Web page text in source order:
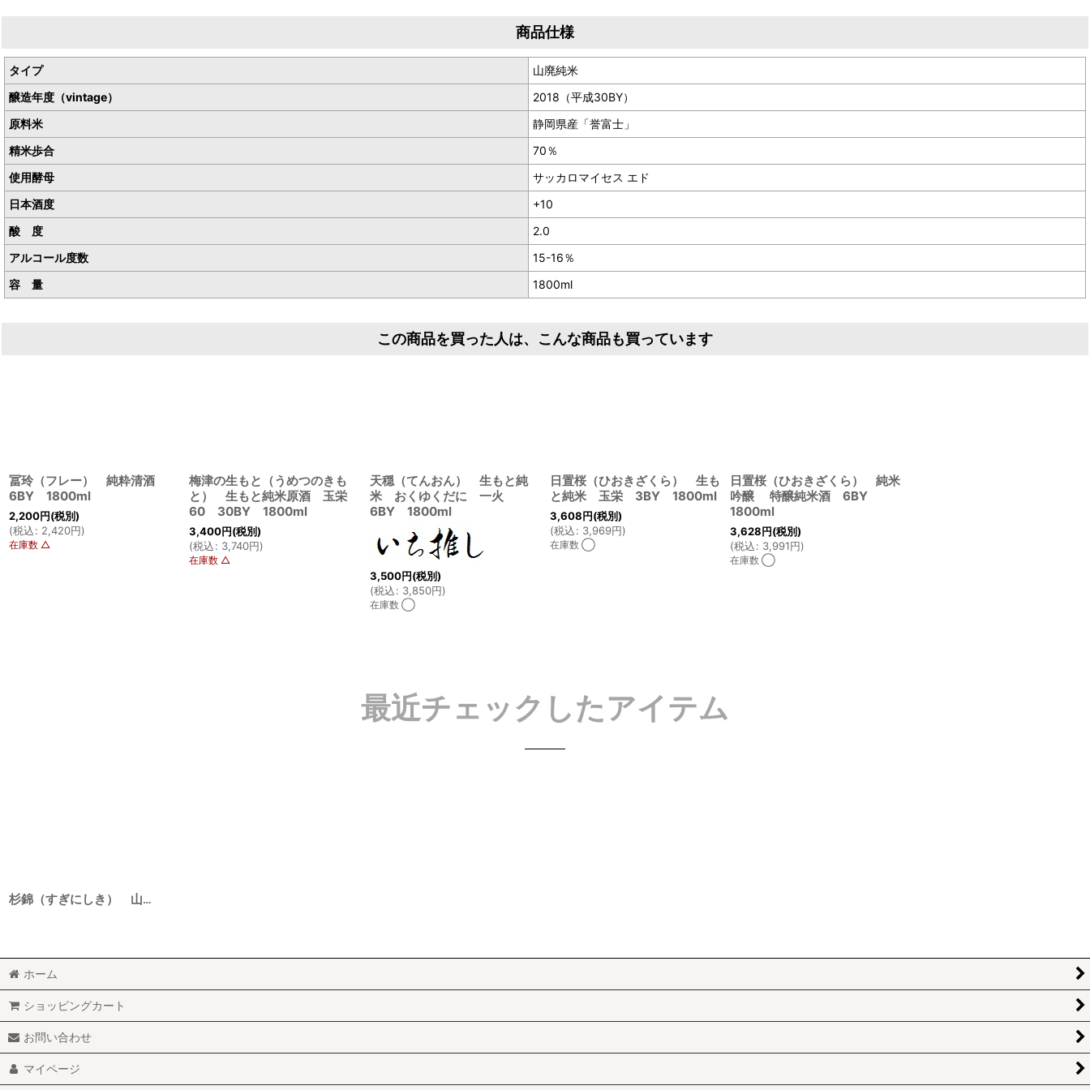
一火です。
天然糀と古い酵母の酒の詳細は蔵元さんブログにて
http://suginishiki.com/blog/879.html
商品仕様
タイプ
山廃純米
醸造年度（vintage）
2018（平成30BY）
原料米
静岡県産「誉富士」
精米歩合
70％
使用酵母
サッカロマイセス エド
日本酒度
+10
酸 度
2.0
アルコール度数
15-16％
容 量
1800ml
この商品を買った人は、こんな商品も買っています
冨玲（フレー） 純粋清酒
6BY 1800ml
2,200円(税別)
(税込: 2,420円)
在庫数 △
梅津の生もと（うめつのきも
と） 生もと純米原酒 玉栄
60 30BY 1800ml
3,400円(税別)
(税込: 3,740円)
在庫数 △
天穏（てんおん） 生もと純
米 おくゆくだに 一火
6BY 1800ml
3,500円(税別)
(税込: 3,850円)
在庫数 ◯
日置桜（ひおきざくら） 生も
と純米 玉栄 3BY 1800ml
3,608円(税別)
(税込: 3,969円)
在庫数 ◯
日置桜（ひおきざくら） 純米
吟醸 特醸純米酒 6BY
1800ml
3,628円(税別)
(税込: 3,991円)
在庫数 ◯
最近チェックしたアイテム
杉錦（すぎにしき） 山廃純米 古式仕込 30BY 1800ml
ホーム
ショッピングカート
お問い合わせ
マイページ